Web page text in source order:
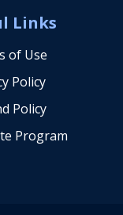
Links
of Use
Policy
Policy
Program